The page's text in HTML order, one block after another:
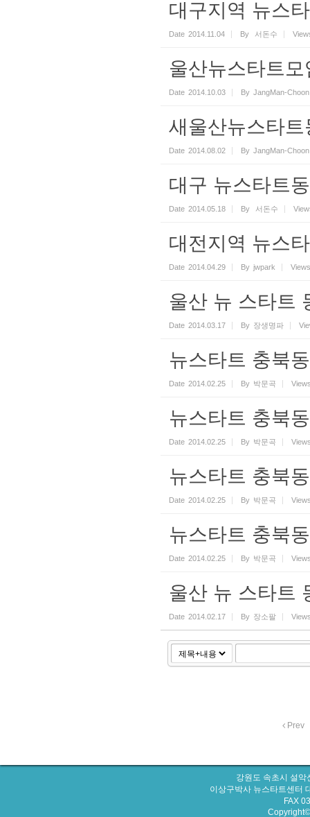
대구지역 뉴스
Date 2014.11.04 By 서돈수
울산뉴스타트모
Date 2014.10.03 By JangMan-Choon
새울산뉴스타
Date 2014.08.02 By JangMan-Choon
대구 뉴스타트
Date 2014.05.18 By 서돈수
대전지역 뉴스
Date 2014.04.29 By jwpark Views
울산 뉴 스타트
Date 2014.03.17 By 장생명파
뉴스타트 충북
Date 2014.02.25 By 박문곡
뉴스타트 충북
Date 2014.02.25 By 박문곡
뉴스타트 충북
Date 2014.02.25 By 박문곡
뉴스타트 충북
Date 2014.02.25 By 박문곡
울산 뉴 스타트
Date 2014.02.17 By 장소팔
Prev
강원도 속초시 설
이상구박사 뉴스타트센터
FAX